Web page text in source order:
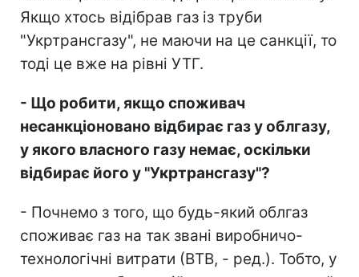
Якщо хтось відібрав газ із труби
"Укртрансгазу", не маючи на це санкції, то
тоді це вже на рівні УТГ.
- Що робити, якщо споживач
несанкціоновано відбирає газ у облгазу,
у якого власного газу немає, оскільки
відбирає його у "Укртрансгазу"?
- Почнемо з того, що будь-який облгаз
споживає газ на так звані виробничо-
технологічні витрати (ВТВ, - ред.). Тобто, у